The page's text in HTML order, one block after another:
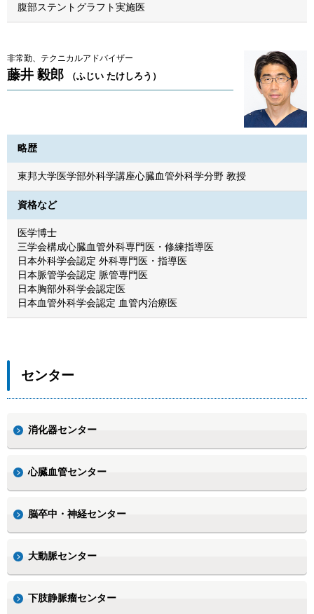
腹部ステントグラフト実施医
非常勤、テクニカルアドバイザー
藤井 毅郎 （ふじい たけしろう）
略歴
東邦大学医学部外科学講座心臓血管外科学分野 教授
資格など
医学博士
三学会構成心臓血管外科専門医・修練指導医
日本外科学会認定 外科専門医・指導医
日本脈管学会認定 脈管専門医
日本胸部外科学会認定医
日本血管外科学会認定 血管内治療医
センター
消化器センター
心臓血管センター
脳卒中・神経センター
大動脈センター
下肢静脈瘤センター